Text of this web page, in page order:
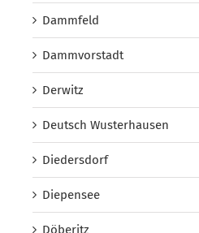
Dammfeld
Dammvorstadt
Derwitz
Deutsch Wusterhausen
Diedersdorf
Diepensee
Döberitz